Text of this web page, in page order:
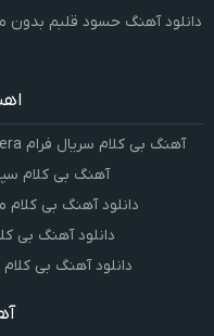
دانلود آهنگ حسود قلبم
آهنگ بی کلام سریال فرام Que Sera, Sera از Jack Jezzro – رایگان
آهنگ بی کلام
دانلود آهنگ بی
دانلود آهنگ بی
دانلود آهنگ بی